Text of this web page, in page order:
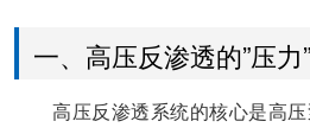
一、高压反渗透的”压力
高压反渗透系统的核心是高